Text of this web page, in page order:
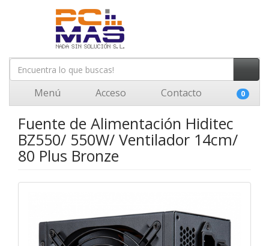
Menú Acceso Contacto 0
Fuente de Alimentación Hiditec
BZ550/ 550W/ Ventilador 14cm/
80 Plus Bronze